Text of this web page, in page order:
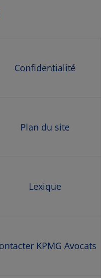
Confidentialité
Plan du site
Lexique
KPMG Avocats